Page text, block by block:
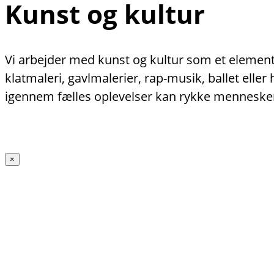
Kunst og kultur
Vi arbejder med kunst og kultur som et
klatmaleri, gavlmalerier, rap-musik, ballet
igennem fælles oplevelser kan rykke
×